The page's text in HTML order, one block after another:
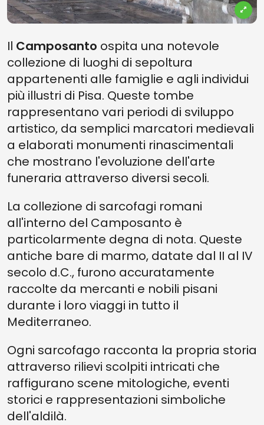
Il Camposanto ospita una notevole
collezione di luoghi di sepoltura
appartenenti alle famiglie e agli individui
più illustri di Pisa. Queste tombe
rappresentano vari periodi di sviluppo
artistico, da semplici marcatori medievali
a elaborati monumenti rinascimentali
che mostrano l'evoluzione dell'arte
funeraria attraverso diversi secoli.
La collezione di sarcofagi romani
all'interno del Camposanto è
particolarmente degna di nota. Queste
antiche bare di marmo, datate dal II al IV
secolo d.C., furono accuratamente
raccolte da mercanti e nobili pisani
durante i loro viaggi in tutto il
Mediterraneo.
Ogni sarcofago racconta la propria storia
attraverso rilievi scolpiti intricati che
raffigurano scene mitologiche, eventi
storici e rappresentazioni simboliche
dell'aldilà.